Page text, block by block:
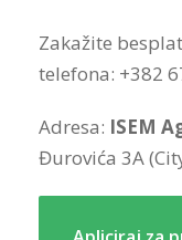
Zakažite
telefona: +382
Adresa: ISEM
Đurovića 3A